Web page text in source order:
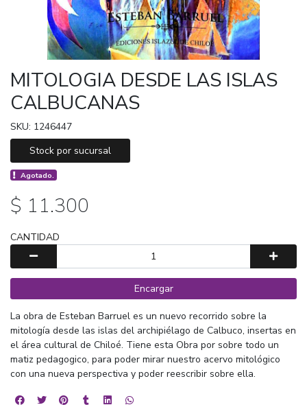
MITOLOGIA DESDE LAS ISLAS
CALBUCANAS
SKU: 1246447
Stock por sucursal
Agotado.
$ 11.300
CANTIDAD
Encargar
La obra de Esteban Barruel es un nuevo recorrido sobre la
mitología desde las islas del archipiélago de Calbuco, insertas en
el área cultural de Chiloé. Tiene esta Obra por sobre todo un
matiz pedagogico, para poder mirar nuestro acervo mitológico
con una nueva perspectiva y poder reescribir sobre ella.